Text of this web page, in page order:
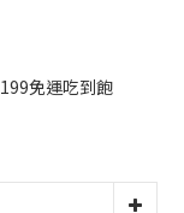
免運吃到飽